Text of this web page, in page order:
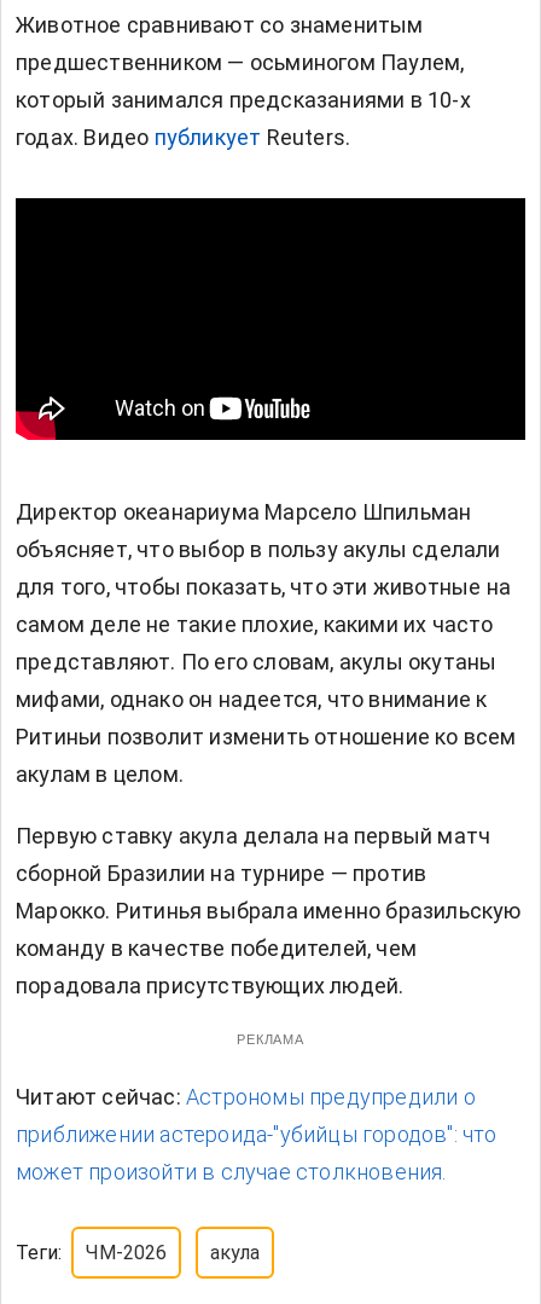
Животное сравнивают со знаменитым
предшественником — осьминогом Паулем,
который занимался предсказаниями в 10-х
годах. Видео публикует Reuters.
Директор океанариума Марсело Шпильман
объясняет, что выбор в пользу акулы сделали
для того, чтобы показать, что эти животные на
самом деле не такие плохие, какими их часто
представляют. По его словам, акулы окутаны
мифами, однако он надеется, что внимание к
Ритиньи позволит изменить отношение ко всем
акулам в целом.
Первую ставку акула делала на первый матч
сборной Бразилии на турнире — против
Марокко. Ритинья выбрала именно бразильскую
команду в качестве победителей, чем
порадовала присутствующих людей.
РЕКЛАМА
Читают сейчас: Астрономы предупредили о
приближении астероида-"убийцы городов": что
может произойти в случае столкновения.
Теги: ЧМ-2026 акула